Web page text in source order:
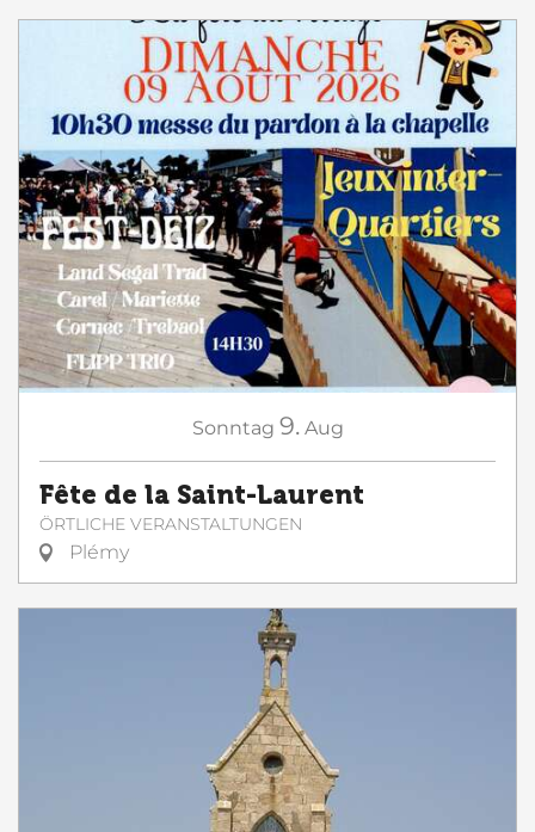
Sonntag 9. Aug
Fête de la Saint-Laurent
ÖRTLICHE VERANSTALTUNGEN
Plémy